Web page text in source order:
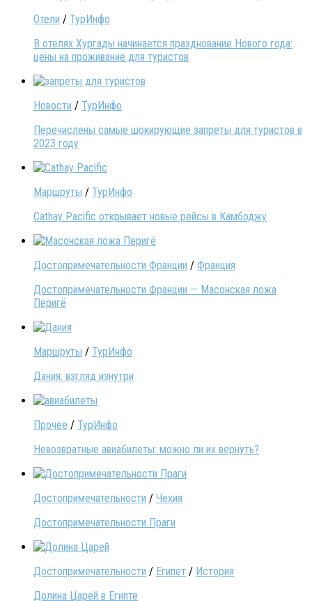
Отели / ТурИнфо
В отелях Хургады начинается празднование Нового года:
цены на проживание для туристов
Новости / ТурИнфо
Перечислены самые шокирующие запреты для туристов в
2023 году
Маршруты / ТурИнфо
Cathay Pacific открывает новые рейсы в Камбоджу
Достопримечательности Франции / Франция
Достопримечательности Франции — Масонская ложа
Перигё
Маршруты / ТурИнфо
Дания: взгляд изнутри
Прочее / ТурИнфо
Невозвратные авиабилеты: можно ли их вернуть?
Достопримечательности / Чехия
Достопримечательности Праги
Достопримечательности / Египет / История
Долина Царей в Египте